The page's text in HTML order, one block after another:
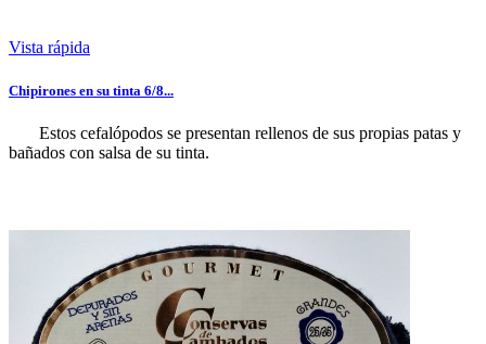
Vista rápida
Chipirones en su tinta 6/8...
Estos cefalópodos se presentan rellenos de sus propias patas y
bañados con salsa de su tinta.